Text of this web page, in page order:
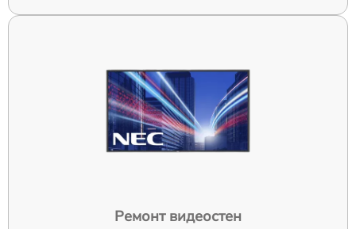
Ремонт видеостен